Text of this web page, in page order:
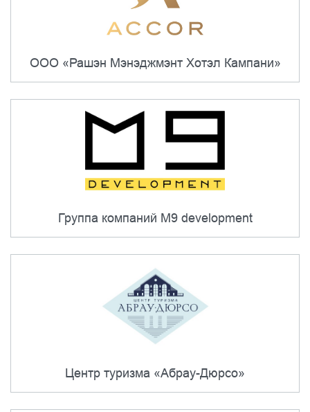
ООО «Рашэн Мэнэджмэнт Хотэл Кампани»
Группа компаний M9 development
Центр туризма «Абрау-Дюрсо»